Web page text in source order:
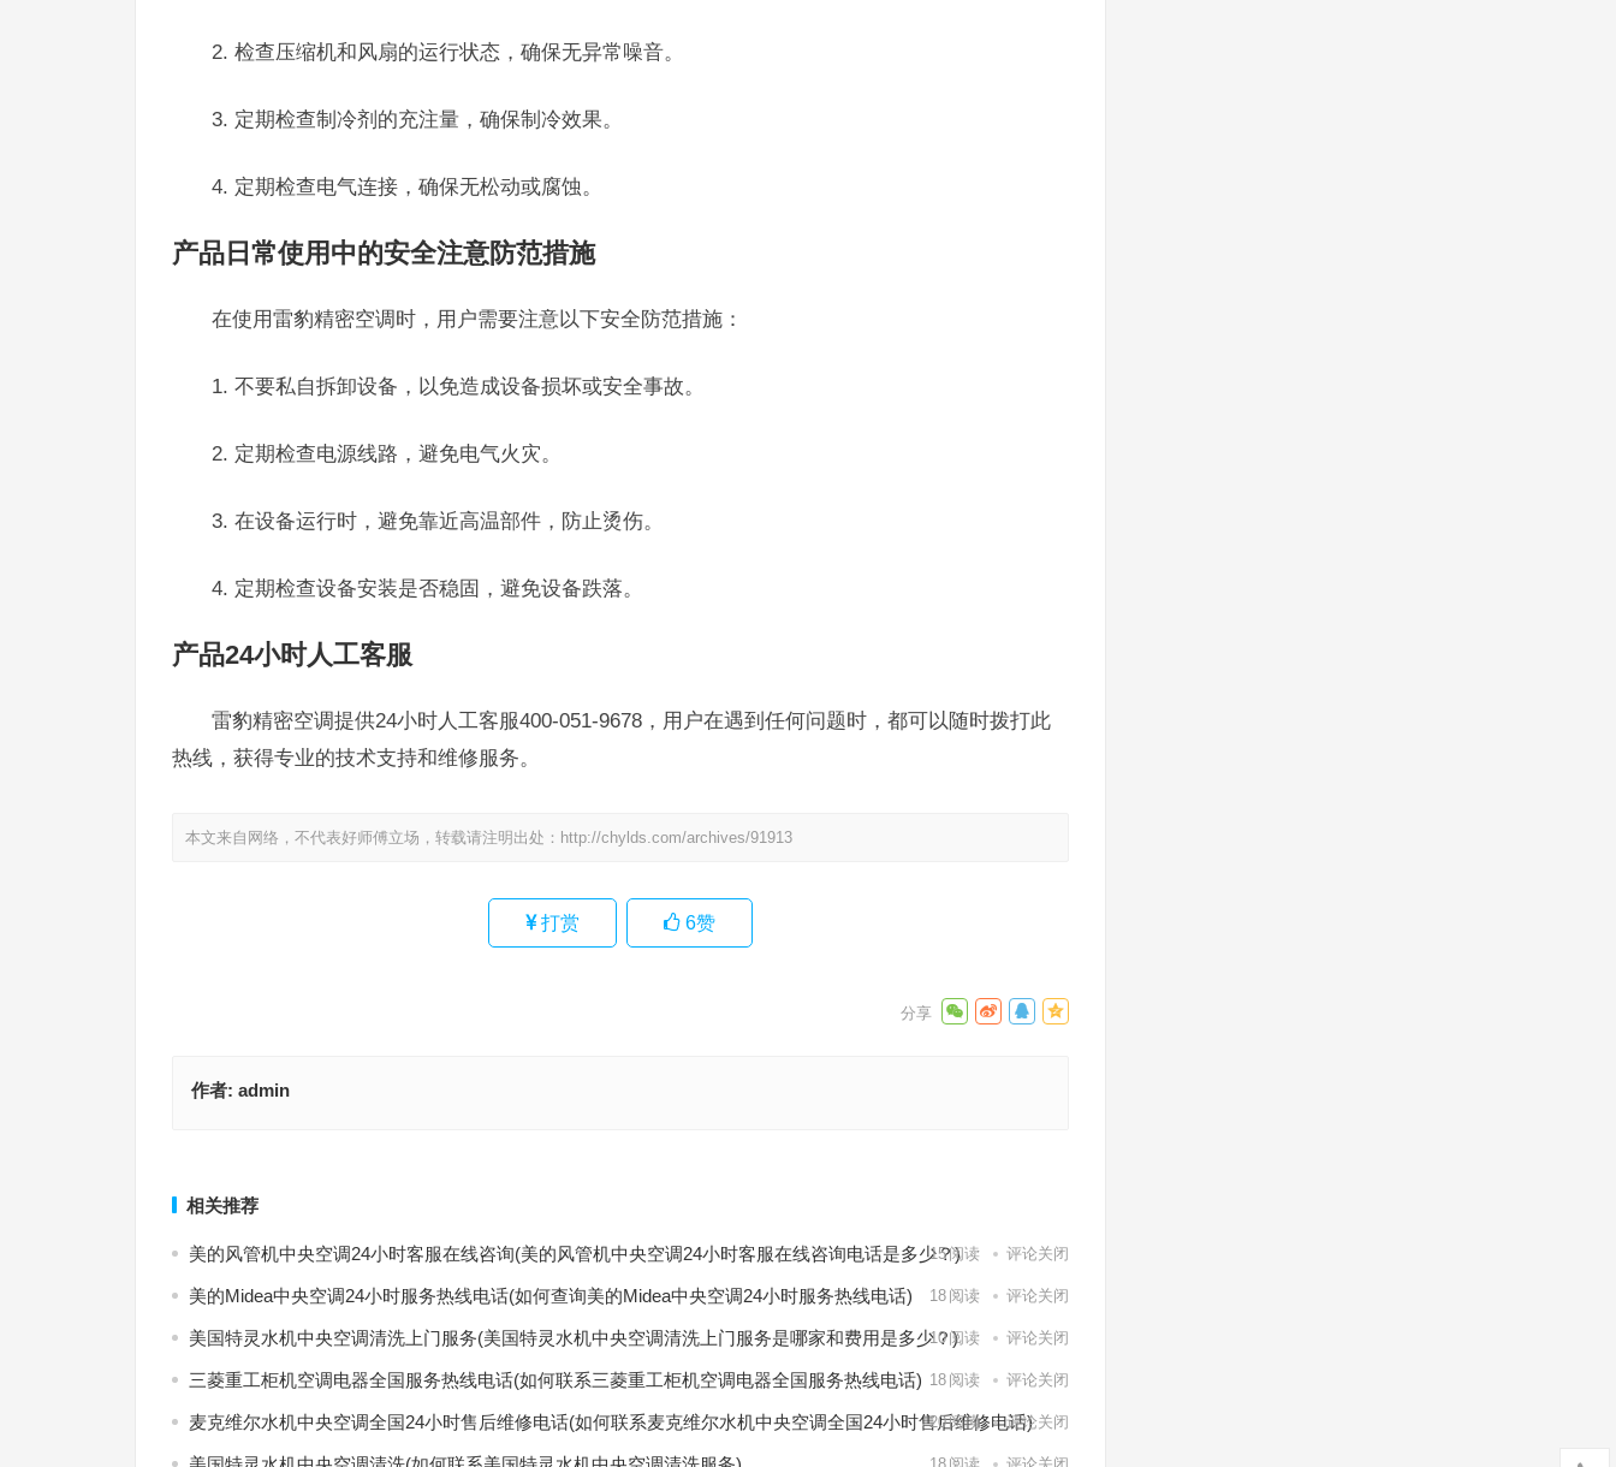
2. 检查压缩机和风扇的运行状态，确保无异常噪音。
3. 定期检查制冷剂的充注量，确保制冷效果。
4. 定期检查电气连接，确保无松动或腐蚀。
产品日常使用中的安全注意防范措施
在使用雷豹精密空调时，用户需要注意以下安全防范措施：
1. 不要私自拆卸设备，以免造成设备损坏或安全事故。
2. 定期检查电源线路，避免电气火灾。
3. 在设备运行时，避免靠近高温部件，防止烫伤。
4. 定期检查设备安装是否稳固，避免设备跌落。
产品24小时人工客服
雷豹精密空调提供24小时人工客服400-051-9678，用户在遇到任何问题时，都可以随时拨打此
热线，获得专业的技术支持和维修服务。
本文来自网络，不代表好师傅立场，转载请注明出处： http://chylds.com/archives/91913
打赏 6赞
作者: admin
相关推荐
美的风管机中央空调24小时客服在线咨询(美的风管机中央空调24小时客服在线咨询电话是多少？)
15阅读 评论关闭
美的Midea中央空调24小时服务热线电话(如何查询美的Midea中央空调24小时服务热线电话) 18 阅读 评论关闭
美国特灵水机中央空调清洗上门服务(美国特灵水机中央空调清洗上门服务是哪家和费用是多少？)
10 阅读 评论关闭
三菱重工柜机空调电器全国服务热线电话(如何联系三菱重工柜机空调电器全国服务热线电话) 18 阅读 评论关闭
麦克维尔水机中央空调全国24小时售后维修电话(如何联系麦克维尔水机中央空调全国24小时售后维修电话)
20阅读 评论关闭